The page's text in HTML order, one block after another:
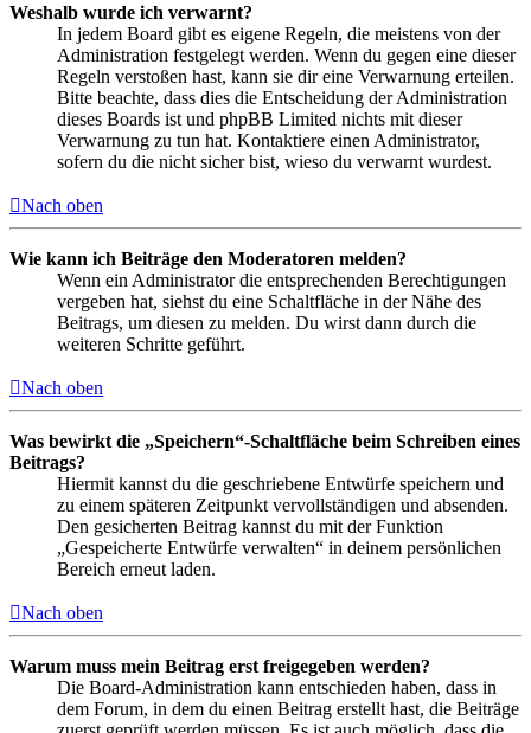
Weshalb wurde ich verwarnt?
In jedem Board gibt es eigene Regeln, die meistens von der
Administration festgelegt werden. Wenn du gegen eine dieser
Regeln verstoßen hast, kann sie dir eine Verwarnung erteilen.
Bitte beachte, dass dies die Entscheidung der Administration
dieses Boards ist und phpBB Limited nichts mit dieser
Verwarnung zu tun hat. Kontaktiere einen Administrator,
sofern du die nicht sicher bist, wieso du verwarnt wurdest.
Nach oben
Wie kann ich Beiträge den Moderatoren melden?
Wenn ein Administrator die entsprechenden Berechtigungen
vergeben hat, siehst du eine Schaltfläche in der Nähe des
Beitrags, um diesen zu melden. Du wirst dann durch die
weiteren Schritte geführt.
Nach oben
Was bewirkt die „Speichern“-Schaltfläche beim Schreiben eines
Beitrags?
Hiermit kannst du die geschriebene Entwürfe speichern und
zu einem späteren Zeitpunkt vervollständigen und absenden.
Den gesicherten Beitrag kannst du mit der Funktion
„Gespeicherte Entwürfe verwalten“ in deinem persönlichen
Bereich erneut laden.
Nach oben
Warum muss mein Beitrag erst freigegeben werden?
Die Board-Administration kann entschieden haben, dass in
dem Forum, in dem du einen Beitrag erstellt hast, die Beiträge